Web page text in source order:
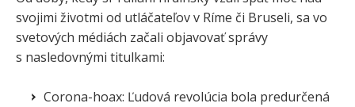
svojimi životmi od utláčateľov v Ríme či Bruseli, sa vo
svetových médiách začali objavovať správy
s nasledovnými titulkami:
Corona-hoax: Ľudová revolúcia bola predurčená